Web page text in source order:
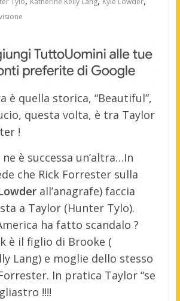
è quella storica, “Beautiful”,
questa volta, è tra Taylor
!
ne è successa un’altra…In
che Rick Forrester sulla
all’anagrafe) faccia
a Taylor (Hunter Tylo).
ha fatto scandalo ?
è il figlio di Brooke (
Lang) e moglie dello stesso
In pratica Taylor “se
!!!!